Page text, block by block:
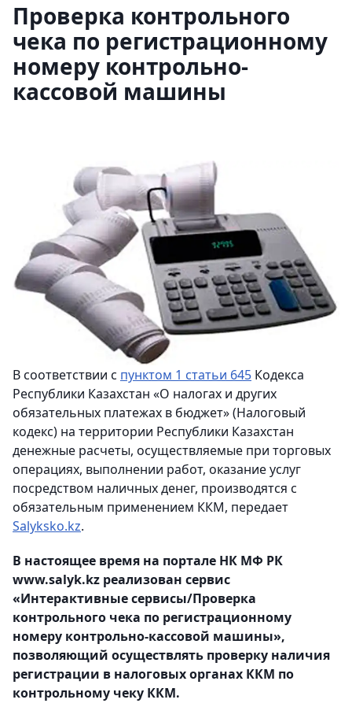
Проверка контрольного
чека по регистрационному
номеру контрольно-
кассовой машины
В соответствии с пунктом 1 статьи 645 Кодекса
Республики Казахстан «О налогах и других
обязательных платежах в бюджет» (Налоговый
кодекс) на территории Республики Казахстан
денежные расчеты, осуществляемые при торговых
операциях, выполнении работ, оказание услуг
посредством наличных денег, производятся с
обязательным применением ККМ, передает
Salyksko.kz.
В настоящее время на портале НК МФ РК
www.salyk.kz реализован сервис
«Интерактивные сервисы/Проверка
контрольного чека по регистрационному
номеру контрольно-кассовой машины»,
позволяющий осуществлять проверку наличия
регистрации в налоговых органах ККМ по
контрольному чеку ККМ.